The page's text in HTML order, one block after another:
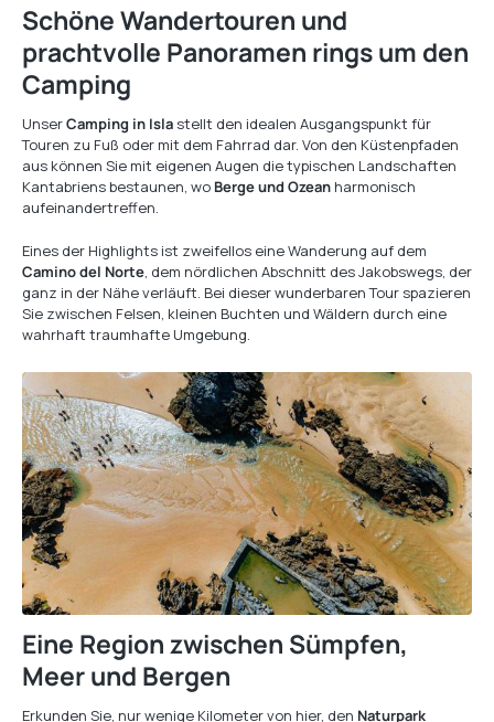
Schöne Wandertouren und
prachtvolle Panoramen rings um den
Camping
UnserCamping in Islastellt den idealen Ausgangspunkt für
Touren zu Fuß oder mit dem Fahrrad dar. Von den Küstenpfaden
aus können Sie mit eigenen Augen die typischen Landschaften
Kantabriens bestaunen, wo Berge und Ozean harmonisch
aufeinandertreffen.
Eines der Highlights ist zweifellos eine Wanderung auf dem
Camino del Norte , dem nördlichen Abschnitt des Jakobswegs, der
ganz in der Nähe verläuft. Bei dieser wunderbaren Tour spazieren
Sie zwischen Felsen, kleinen Buchten und Wäldern durch eine
wahrhaft traumhafte Umgebung.
Eine Region zwischen Sümpfen,
Meer und Bergen
Erkunden Sie, nur wenige Kilometer von hier, den Naturpark